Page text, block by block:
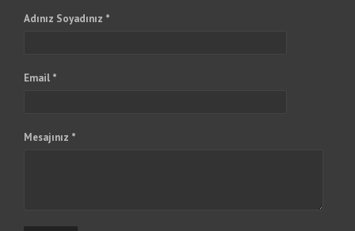
Adınız Soyadınız *
Email *
Mesajınız *